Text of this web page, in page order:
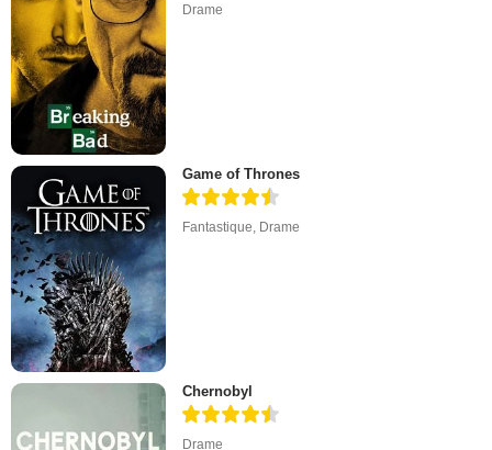
Drame
Game of Thrones
Fantastique, Drame
Chernobyl
Drame